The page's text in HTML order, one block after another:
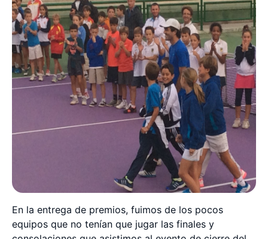
En la entrega de premios, fuimos de los pocos
equipos que no tenían que jugar las finales y